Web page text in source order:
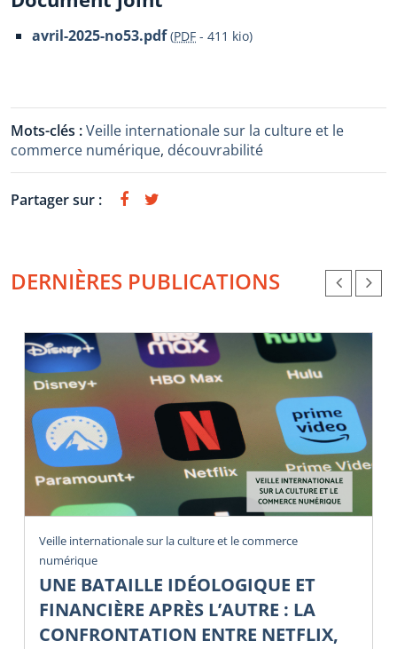
avril-2025-no53.pdf (PDF - 411 kio)
Mots-clés :Veille internationale sur la culture et le
commerce numérique, découvrabilité
Partager sur :
DERNIÈRES PUBLICATIONS
Veille internationale sur la culture et le commerce
numérique
UNE BATAILLE IDÉOLOGIQUE ET
FINANCIÈRE APRÈS L’AUTRE : LA
CONFRONTATION ENTRE NETFLIX,